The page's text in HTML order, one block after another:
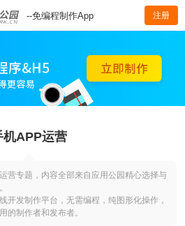
--免编程制作App 注册
机APP运营
营专题，内容全部来自应用公园精心选择与
开发制作平台，无需编程，纯图形化操作，
的制作者和发布者。